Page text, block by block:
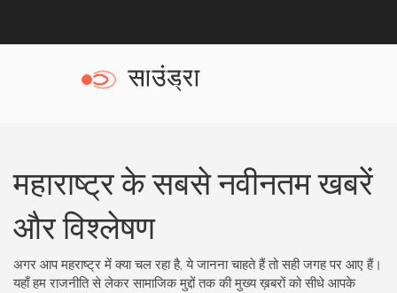
महाराष्ट्र के सबसे नवीनतम खबरें
और विश्लेषण
अगर आप महराष्ट्र में क्या चल रहा है, ये जानना चाहते हैं तो सही जगह पर आए हैं।
यहाँ हम राजनीति से लेकर सामाजिक मुद्दों तक की मुख्य ख़बरों को सीधे आपके